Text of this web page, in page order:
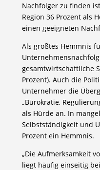
Nachfolger zu finden
Region 36 Prozent als
einen geeigneten
Als größtes Hemmnis
gesamtwirtschaftliche
Prozent). Auch die
Unternehmer die
„Bürokratie,
als Hürde an. In
Selbstständigkeit und
Prozent ein Hemmnis.
„Die Aufmerksamkeit
liegt häufig einseitig